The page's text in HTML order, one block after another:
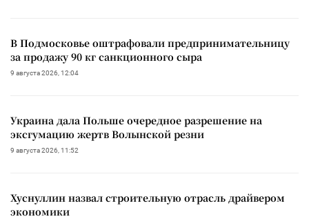
В Подмосковье оштрафовали предпринимательницу
за продажу 90 кг санкционного сыра
9 августа 2026, 12:04
Украина дала Польше очередное разрешение на
эксгумацию жертв Волынской резни
9 августа 2026, 11:52
Хуснуллин назвал строительную отрасль драйвером
экономики